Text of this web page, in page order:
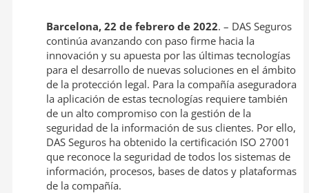
Barcelona, 22 de febrero de 2022. – DAS Seguros
continúa avanzando con paso firme hacia la
innovación y su apuesta por las últimas tecnologías
para el desarrollo de nuevas soluciones en el ámbito
de la protección legal. Para la compañía aseguradora
la aplicación de estas tecnologías requiere también
de un alto compromiso con la gestión de la
seguridad de la información de sus clientes. Por ello,
DAS Seguros ha obtenido la certificación ISO 27001
que reconoce la seguridad de todos los sistemas de
información, procesos, bases de datos y plataformas
de la compañía.